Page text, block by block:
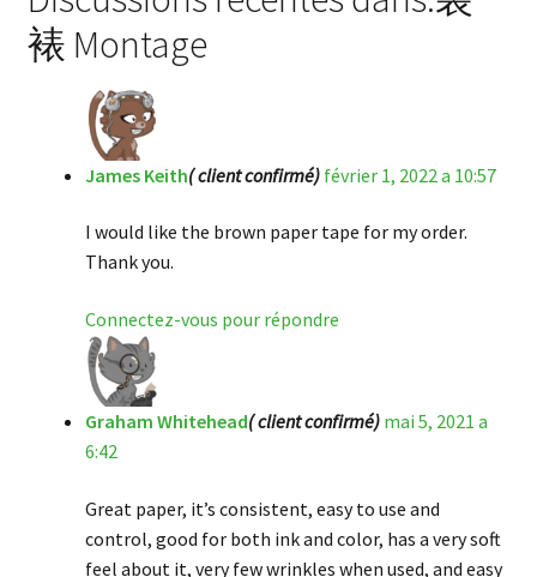
裱 Montage
James Keith( client confirmé) février 1, 2022 a 10:57
I would like the brown paper tape for my order.
Thank you.
Connectez-vous pour répondre
Graham Whitehead( client confirmé) mai 5, 2021 a
6:42
Great paper, it’s consistent, easy to use and
control, good for both ink and color, has a very soft
feel about it, very few wrinkles when used, and easy